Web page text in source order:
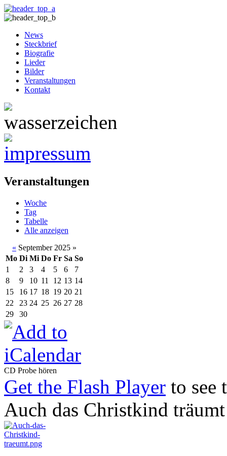
News
Steckbrief
Biografie
Lieder
Bilder
Veranstaltungen
Kontakt
Veranstaltungen
Woche
Tag
Tabelle
Alle anzeigen
« September 2025 »
Mo Di Mi Do Fr Sa So
1
2 3 4 5 6
7
8
9 10 11 12 13 14
15
16 17 18 19 20 21
22
23 24 25 26 27 28
29
30
CD Probe hören
Get the Flash Player to see
Auch das Christkind träumt